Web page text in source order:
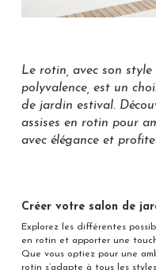
Le rotin, avec son
polyvalence, est un
de jardin estival.
assises en rotin pour
avec élégance et
Créer votre salon de
Explorez les différentes
en rotin et apporter une
Que vous optiez pour une
rotin s’adapte à tous les